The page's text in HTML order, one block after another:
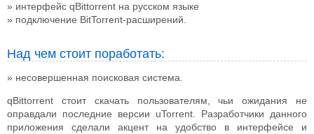
интерфейс qBittorrent на русском языке
подключение BitTorrent-расширений.
Над чем стоит поработать:
несовершенная поисковая система.
qBittorrent стоит скачать пользователям, чьи ожидания не
оправдали последние версии uTorrent. Разработчики данного
приложения сделали акцент на удобство в интерфейсе и